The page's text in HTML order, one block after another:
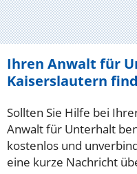
Ihren Anwalt für
Kaiserslautern
Sollten Sie Hilfe bei
Anwalt für Unterhalt
kostenlos und
eine kurze Nachricht